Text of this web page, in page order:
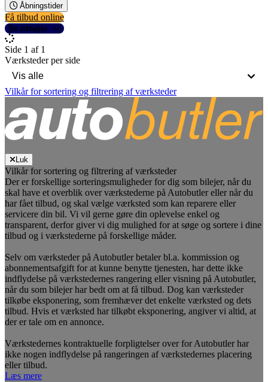
Åbningstider
Få tilbud online
Se detaljer
Side 1 af 1
Værksteder per side
Vilkår for sortering og filtrering af værksteder
Luk
Vilkår for sortering og filtrering af værksteder
Der er forskellige sorteringsmuligheder for dig som bilejer, når du
skal have et overblik over værkstederne på Autobutler eller når du
har fået tilbud, og skal vælge værksted som kan reparere eller
servicere din bil. Vi vil gerne gøre din oplevelse enkel og
transparent, derfor giver vi dig mulighed for at søge og sortere i dine
tilbud og i værkstederne på forskellige måder.
Selv om værksteder på Autobutler betaler bl.a. kommission og
abonnementsafgift for at kunne benytte tjenesten, har dette ikke
indflydelse på værkstedernes rangering eller visning på Autobutler,
når du som bilejer har bedt om at få tilbud. Dog kan værksteder
tilkøbe eksponering, som fremhæver det enkelte værksted og dets
tilbud. Hvis et værksted har tilkøbt eksponering, angiver vi altid, at
der er tale om en annonce.
Værkstedernes kontraktuelle forpligtelser over for Autobutler har
ikke nogen indflydelse på rangeringen af værkstedernes placering
eller tilbud.
Læs mere